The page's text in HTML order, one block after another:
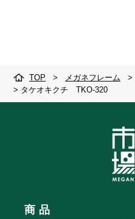
TOP > メガネフレーム >
> タケオキクチ TKO-320
商 品